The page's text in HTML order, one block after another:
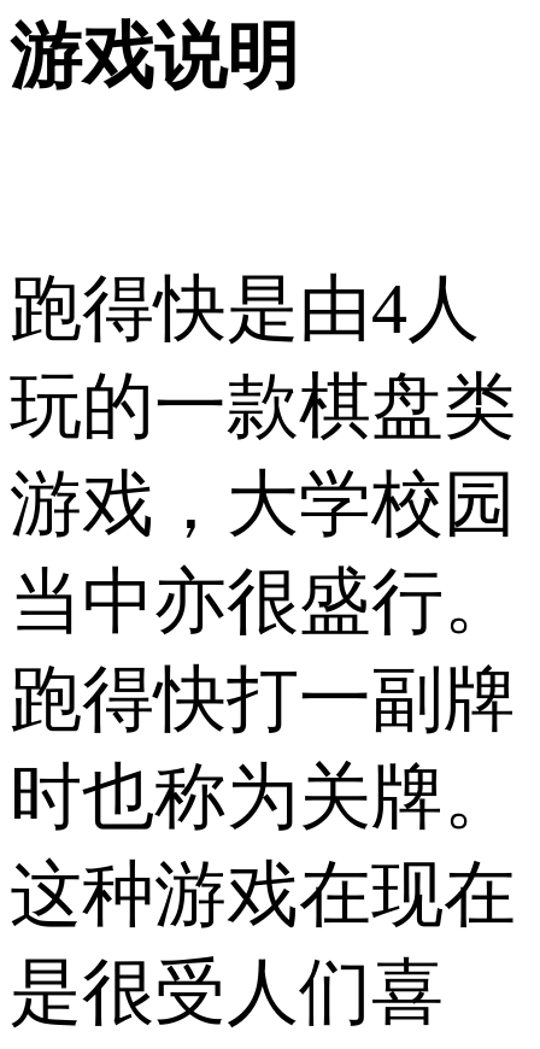
游戏说明
跑得快是由4人
玩的一款棋盘类
游戏，大学校园
当中亦很盛行。
跑得快打一副牌
时也称为关牌。
这种游戏在现在
是很受人们喜